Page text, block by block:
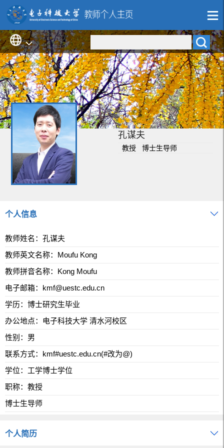
孔谋夫
教授 博士生导师
个人信息
教师姓名：孔谋夫
教师英文名称：Moufu Kong
教师拼音名称：Kong Moufu
电子邮箱：kmf@uestc.edu.cn
学历：博士研究生毕业
办公地点：电子科技大学 清水河校区
性别：男
联系方式：kmf#uestc.edu.cn(#改为@)
学位：工学博士学位
职称：教授
博士生导师
个人简历